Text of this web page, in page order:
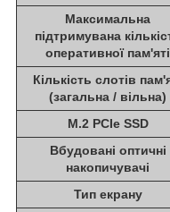
Максимальна
підтримувана
оперативної пам'яті
Кількість слотів
(загальна / вільна)
M.2 PCIe SSD
Вбудовані оптичні
накопичувачі
Тип екрану